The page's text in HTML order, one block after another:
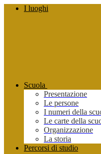
I luoghi
Scuola
Presentazione
Le persone
I numeri della
Le carte della
Organizzazione
La storia
Percorsi di studio